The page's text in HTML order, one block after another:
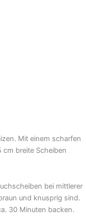
Mit einem scharfen
cm breite Scheiben
bei mittlerer
und knusprig sind.
30 Minuten backen.